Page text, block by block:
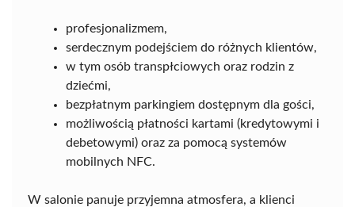
profesjonalizmem,
serdecznym podejściem do różnych klientów,
w tym osób transpłciowych oraz rodzin z
dziećmi,
bezpłatnym parkingiem dostępnym dla gości,
możliwością płatności kartami (kredytowymi i
debetowymi) oraz za pomocą systemów
mobilnych NFC.
W salonie panuje przyjemna atmosfera, a klienci